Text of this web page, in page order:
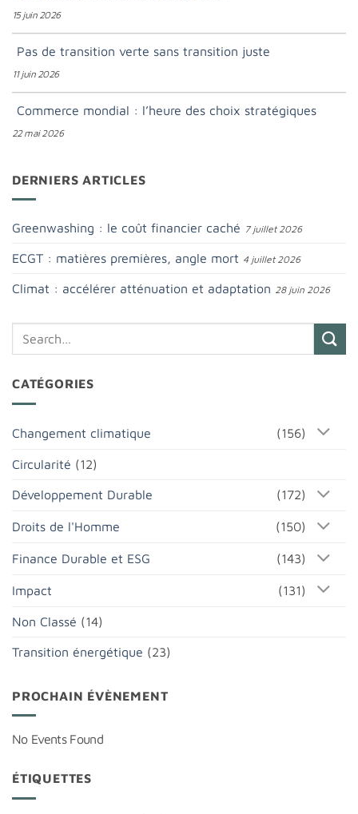
15 juin 2026
Pas de transition verte sans transition juste
11 juin 2026
Commerce mondial : l’heure des choix stratégiques
22 mai 2026
DERNIERS ARTICLES
Greenwashing : le coût financier caché 7 juillet 2026
ECGT : matières premières, angle mort 4 juillet 2026
Climat : accélérer atténuation et adaptation 28 juin 2026
CATÉGORIES
Changement climatique (156)
Circularité (12)
Développement Durable (172)
Droits de l'Homme (150)
Finance Durable et ESG (143)
Impact (131)
Non Classé (14)
Transition énergétique (23)
PROCHAIN ÉVÈNEMENT
No Events Found
ÉTIQUETTES